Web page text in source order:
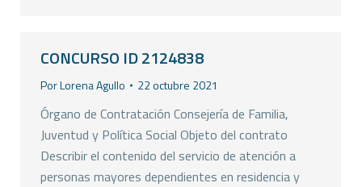
CONCURSO ID 2124838
PorLorena Agullo 22 octubre 2021
Órgano de Contratación Consejería de Familia,
Juventud y Política Social Objeto del contrato
Describir el contenido del servicio de atención a
personas mayores dependientes en residencia y